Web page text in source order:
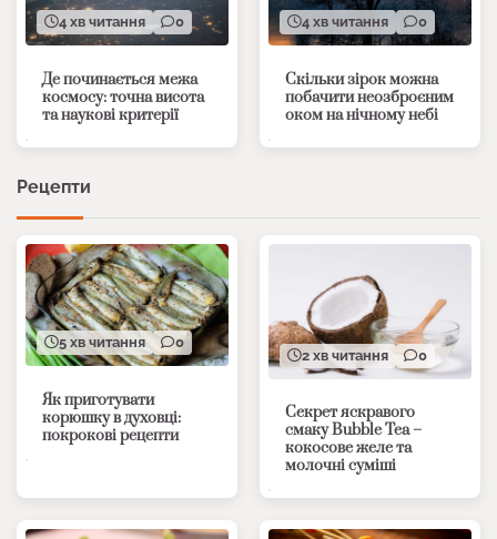
4 хв читання 0
Де починається межа
космосу: точна висота
та наукові критерії
4 хв читання 0
Скільки зірок можна
побачити неозброєним
оком на нічному небі
Рецепти
5 хв читання 0
Як приготувати
корюшку в духовці:
покрокові рецепти
2 хв читання 0
Секрет яскравого
смаку Bubble Tea –
кокосове желе та
молочні суміші